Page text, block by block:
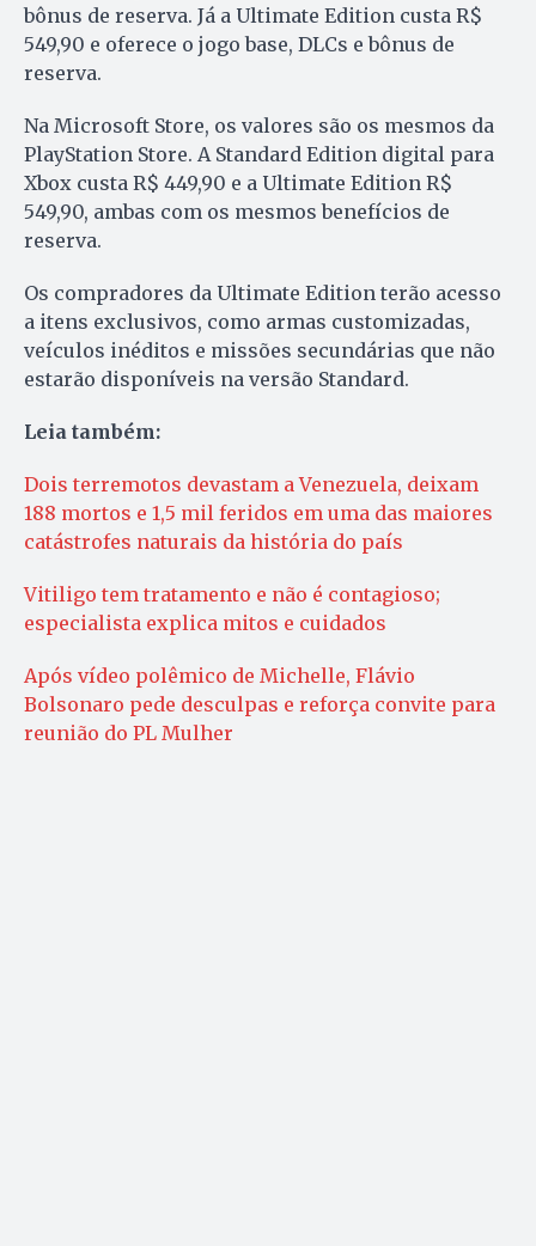
bônus de reserva. Já a Ultimate Edition custa R$
549,90 e oferece o jogo base, DLCs e bônus de
reserva.
Na Microsoft Store, os valores são os mesmos da
PlayStation Store. A Standard Edition digital para
Xbox custa R$ 449,90 e a Ultimate Edition R$
549,90, ambas com os mesmos benefícios de
reserva.
Os compradores da Ultimate Edition terão acesso
a itens exclusivos, como armas customizadas,
veículos inéditos e missões secundárias que não
estarão disponíveis na versão Standard.
Leia também:
Dois terremotos devastam a Venezuela, deixam
188 mortos e 1,5 mil feridos em uma das maiores
catástrofes naturais da história do país
Vitiligo tem tratamento e não é contagioso;
especialista explica mitos e cuidados
Após vídeo polêmico de Michelle, Flávio
Bolsonaro pede desculpas e reforça convite para
reunião do PL Mulher